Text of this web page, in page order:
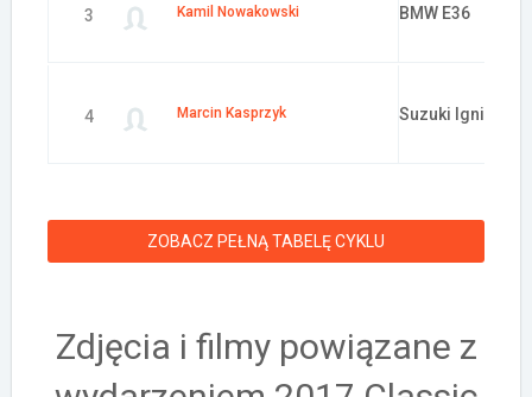
3 Kamil Nowakowski BMW E36
4 Marcin Kasprzyk Suzuki Ignis
ZOBACZ PEŁNĄ TABELĘ CYKLU
Zdjęcia i filmy powiązane z